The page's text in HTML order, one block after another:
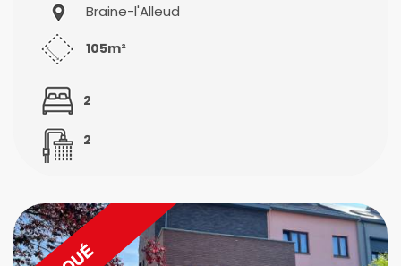
Braine-l'Alleud
105m²
2
2